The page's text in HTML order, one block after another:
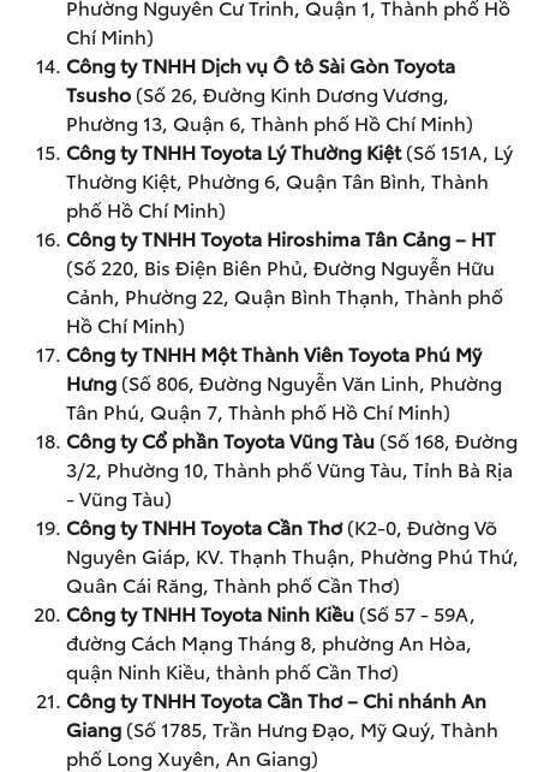
Phường Nguyễn Cư Trinh, Quận 1, Thành phố Hồ
Chí Minh)
Công ty TNHH Dịch vụ Ô tô Sài Gòn Toyota
Tsusho (Số 26, Đường Kinh Dương Vương,
Phường 13, Quận 6, Thành phố Hồ Chí Minh)
Công ty TNHH Toyota Lý Thường Kiệt(Số 151A, Lý
Thường Kiệt, Phường 6, Quận Tân Bình, Thành
phố Hồ Chí Minh)
Công ty TNHH Toyota Hiroshima Tân Cảng – HT
(Số 220, Bis Điện Biên Phủ, Đường Nguyễn Hữu
Cảnh, Phường 22, Quận Bình Thạnh, Thành phố
Hồ Chí Minh)
Công ty TNHH Một Thành Viên Toyota Phú Mỹ
Hưng (Số 806, Đường Nguyễn Văn Linh, Phường
Tân Phú, Quận 7, Thành phố Hồ Chí Minh)
Công ty Cổ phần Toyota Vũng Tàu (Số 168, Đường
3/2, Phường 10, Thành phố Vũng Tàu, Tỉnh Bà Rịa
- Vũng Tàu)
Công ty TNHH Toyota Cần Thơ(K2-0, Đường Võ
Nguyên Giáp, KV. Thạnh Thuận, Phường Phú Thứ,
Quân Cái Răng, Thành phố Cần Thơ)
Công ty TNHH Toyota Ninh Kiều (Số 57 - 59A,
đường Cách Mạng Tháng 8, phường An Hòa,
quận Ninh Kiều, thành phố Cần Thơ)
Công ty TNHH Toyota Cần Thơ – Chi nhánh An
Giang (Số 1785, Trần Hưng Đạo, Mỹ Quý, Thành
phố Long Xuyên, An Giang)